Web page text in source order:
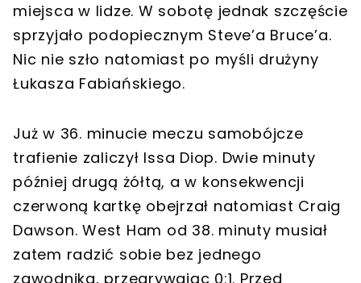
miejsca w lidze. W sobotę jednak szczęście
sprzyjało podopiecznym Steve’a Bruce’a.
Nic nie szło natomiast po myśli drużyny
Łukasza Fabiańskiego.
Już w 36. minucie meczu samobójcze
trafienie zaliczył Issa Diop. Dwie minuty
później drugą żółtą, a w konsekwencji
czerwoną kartkę obejrzał natomiast Craig
Dawson. West Ham od 38. minuty musiał
zatem radzić sobie bez jednego
zawodnika, przegrywając 0:1. Przed